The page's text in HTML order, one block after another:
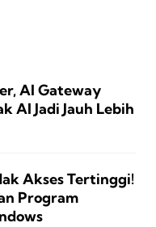
AI Gateway
AI Jadi Jauh Lebih
Akses Tertinggi!
Program